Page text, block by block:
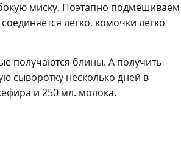
миску. Поэтапно подмешиваем
легко, комочки легко
получаются блины. А получить
сыворотку несколько дней в
и 250 мл. молока.